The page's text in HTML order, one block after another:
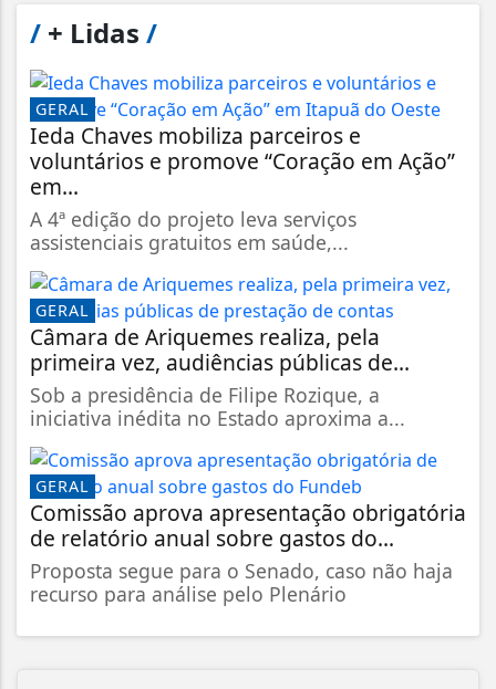
/ + Lidas /
GERAL
Ieda Chaves mobiliza parceiros e
voluntários e promove “Coração em Ação”
em...
A 4ª edição do projeto leva serviços
assistenciais gratuitos em saúde,...
GERAL
Câmara de Ariquemes realiza, pela
primeira vez, audiências públicas de...
Sob a presidência de Filipe Rozique, a
iniciativa inédita no Estado aproxima a...
GERAL
Comissão aprova apresentação obrigatória
de relatório anual sobre gastos do...
Proposta segue para o Senado, caso não haja
recurso para análise pelo Plenário